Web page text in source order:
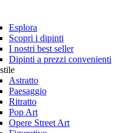
Esplora
Scopri i dipinti
I nostri best seller
Dipinti a prezzi convenienti
Astratto
Paesaggio
Ritratto
Pop Art
Opere Street Art